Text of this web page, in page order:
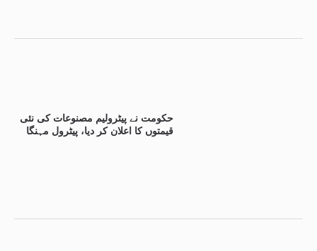
حکومت نے پیٹرولیم مصنوعات کی نئی
قیمتوں کا اعلان کر دیا، پیٹرول مہنگا